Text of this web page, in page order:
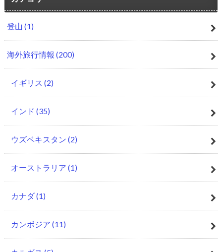
登山 (1)
海外旅行情報 (200)
イギリス (2)
インド (35)
ウズベキスタン (2)
オーストラリア (1)
カナダ(1)
カンボジア (11)